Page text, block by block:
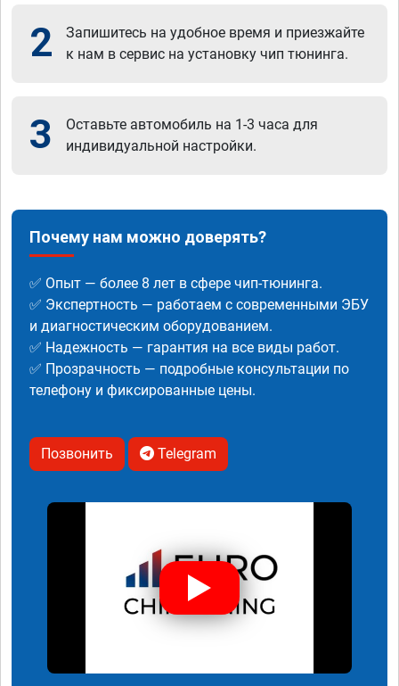
2
Запишитесь на удобное время и приезжайте
к нам в сервис на установку чип тюнинга.
3
Оставьте автомобиль на 1-3 часа для
индивидуальной настройки.
Почему нам можно доверять?
✅ Опыт — более 8 лет в сфере чип-тюнинга.
✅ Экспертность — работаем с современными ЭБУ
и диагностическим оборудованием.
✅ Надежность — гарантия на все виды работ.
✅ Прозрачность — подробные консультации по
телефону и фиксированные цены.
Позвонить Telegram